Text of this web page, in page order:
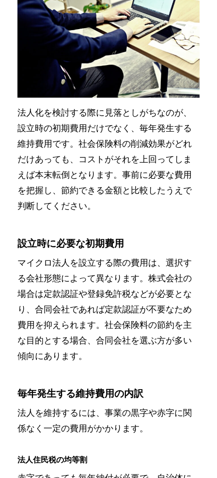
法人化を検討する際に見落としがちなのが、
設立時の初期費用だけでなく、毎年発生する
維持費用です。社会保険料の削減効果がどれ
だけあっても、コストがそれを上回ってしま
えば本末転倒となります。事前に必要な費用
を把握し、節約できる金額と比較したうえで
判断してください。
設立時に必要な初期費用
マイクロ法人を設立する際の費用は、選択す
る会社形態によって異なります。株式会社の
場合は定款認証や登録免許税などが必要とな
り、合同会社であれば定款認証が不要なため
費用を抑えられます。社会保険料の節約を主
な目的とする場合、合同会社を選ぶ方が多い
傾向にあります。
毎年発生する維持費用の内訳
法人を維持するには、事業の黒字や赤字に関
係なく一定の費用がかかります。
法人住民税の均等割